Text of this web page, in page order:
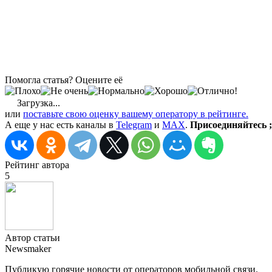
Помогла статья? Оцените её
Загрузка...
или поставьте свою оценку вашему оператору в рейтинге.
А еще у нас есть каналы в Telegram и MAX. Присоединяйтесь
Рейтинг автора
5
Автор статьи
Newsmaker
Публикую горячие новости от операторов мобильной связи.